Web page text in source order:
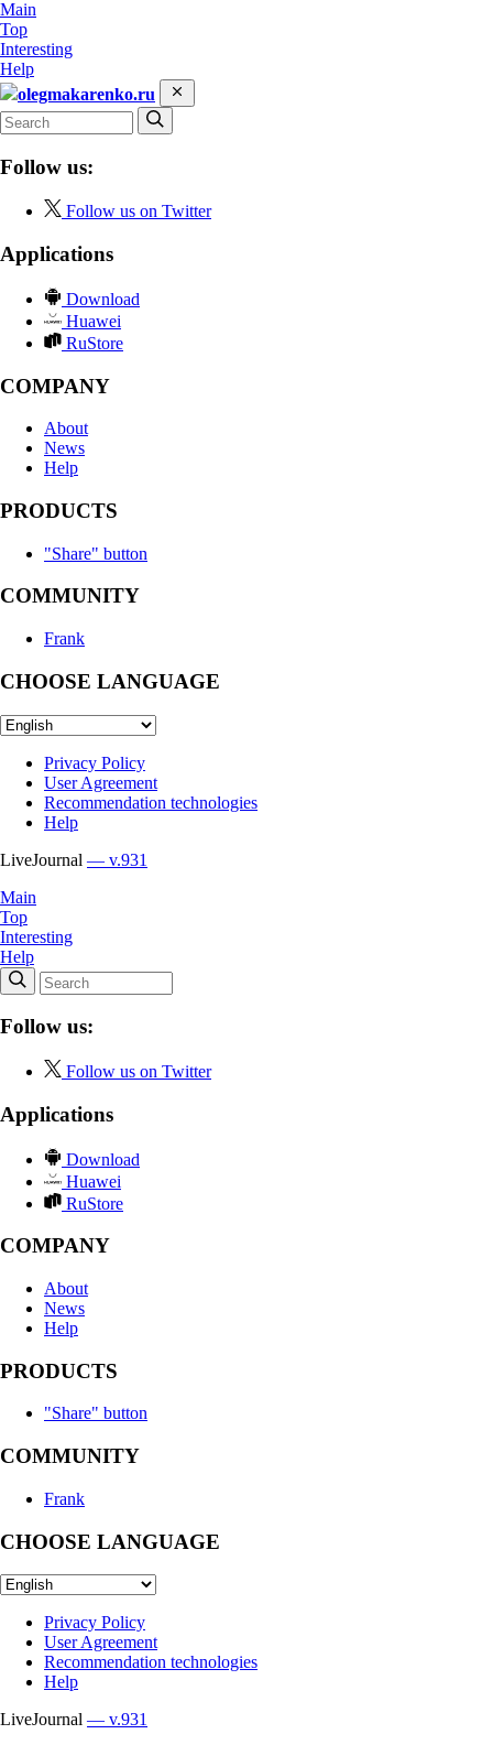
Main
Top
Interesting
Help
olegmakarenko.ru
Follow us:
Follow us on Twitter
Applications
Download
Huawei
RuStore
COMPANY
About
News
Help
PRODUCTS
"Share" button
COMMUNITY
Frank
CHOOSE LANGUAGE
Privacy Policy
User Agreement
Recommendation technologies
Help
LiveJournal — v.931
Main
Top
Interesting
Help
Follow us:
Follow us on Twitter
Applications
Download
Huawei
RuStore
COMPANY
About
News
Help
PRODUCTS
"Share" button
COMMUNITY
Frank
CHOOSE LANGUAGE
Privacy Policy
User Agreement
Recommendation technologies
Help
LiveJournal — v.931